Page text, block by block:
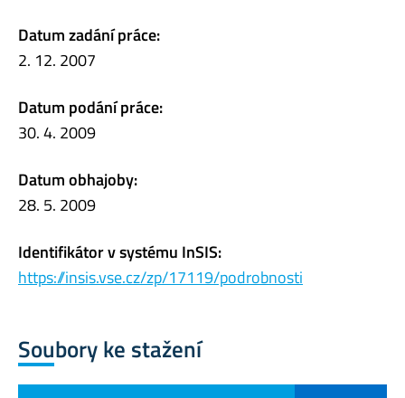
Datum zadání práce:
2. 12. 2007
Datum podání práce:
30. 4. 2009
Datum obhajoby:
28. 5. 2009
Identifikátor v systému InSIS:
https://insis.vse.cz/zp/17119/podrobnosti
Soubory ke stažení